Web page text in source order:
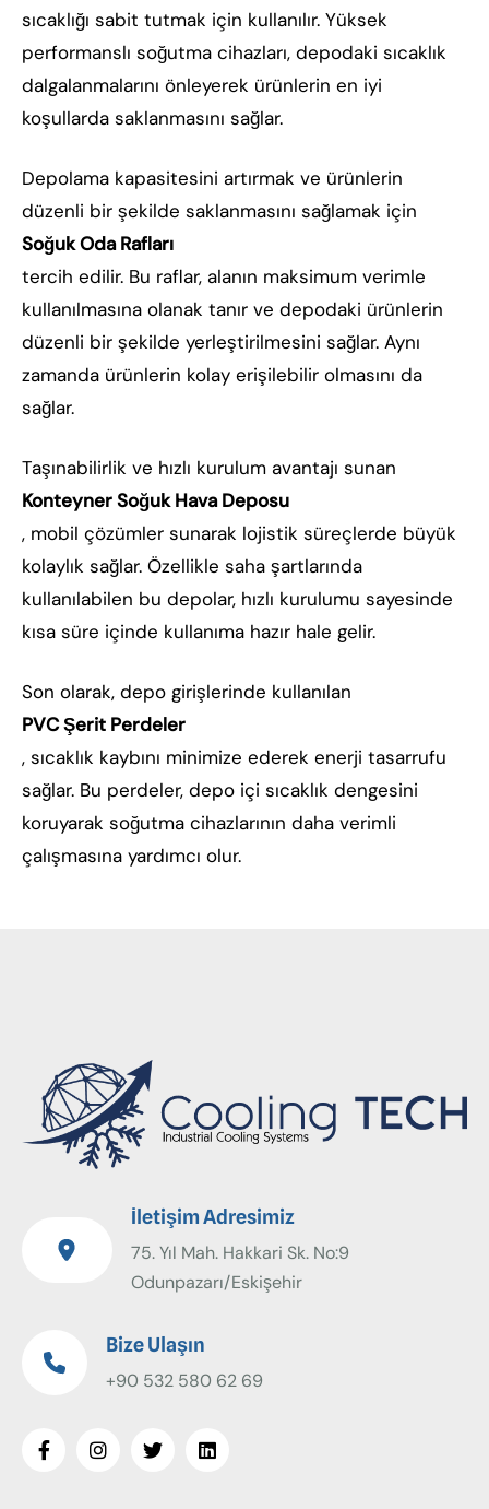
sıcaklığı sabit tutmak için kullanılır. Yüksek
performanslı soğutma cihazları, depodaki sıcaklık
dalgalanmalarını önleyerek ürünlerin en iyi
koşullarda saklanmasını sağlar.
Depolama kapasitesini artırmak ve ürünlerin
düzenli bir şekilde saklanmasını sağlamak için
Soğuk Oda Rafları
tercih edilir. Bu raflar, alanın maksimum verimle
kullanılmasına olanak tanır ve depodaki ürünlerin
düzenli bir şekilde yerleştirilmesini sağlar. Aynı
zamanda ürünlerin kolay erişilebilir olmasını da
sağlar.
Taşınabilirlik ve hızlı kurulum avantajı sunan
Konteyner Soğuk Hava Deposu
, mobil çözümler sunarak lojistik süreçlerde büyük
kolaylık sağlar. Özellikle saha şartlarında
kullanılabilen bu depolar, hızlı kurulumu sayesinde
kısa süre içinde kullanıma hazır hale gelir.
Son olarak, depo girişlerinde kullanılan
PVC Şerit Perdeler
, sıcaklık kaybını minimize ederek enerji tasarrufu
sağlar. Bu perdeler, depo içi sıcaklık dengesini
koruyarak soğutma cihazlarının daha verimli
çalışmasına yardımcı olur.
İletişim Adresimiz
75. Yıl Mah. Hakkari Sk. No:9
Odunpazarı/Eskişehir
Bize Ulaşın
+90 532 580 62 69